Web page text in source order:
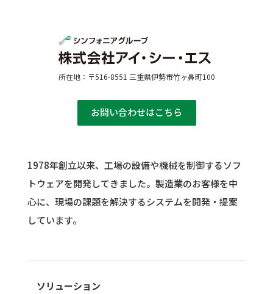
所在地：〒516-8551 三重県伊勢市竹ヶ鼻町100
お問い合わせはこちら
1978年創立以来、工場の設備や機械を制御するソフ
トウェアを開発してきました。 製造業のお客様を中
心に、現場の課題を解決するシステムを開発・提案
しています。
ソリューション